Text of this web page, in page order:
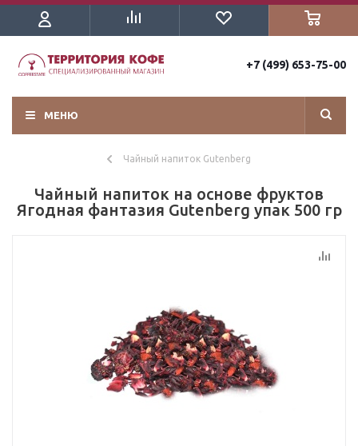
+7 (499) 653-75-00
МЕНЮ
Чайный напиток Gutenberg
Чайный напиток на основе фруктов
Ягодная фантазия Gutenberg упак 500 гр